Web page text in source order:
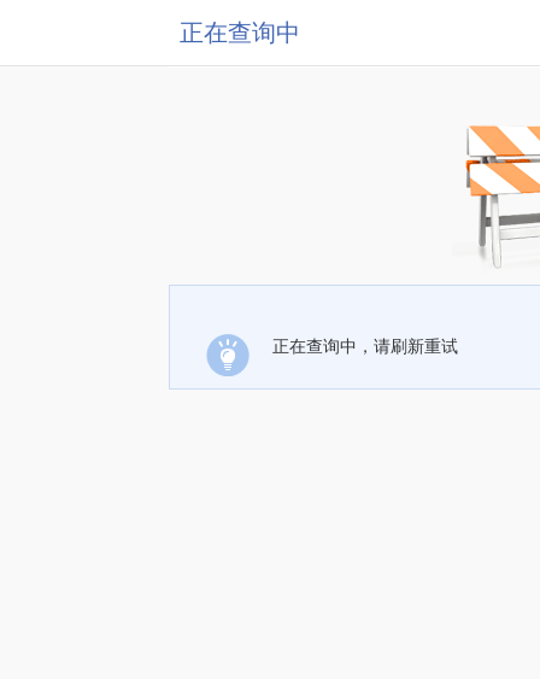
正在查询中
正在查询中，请刷新重试